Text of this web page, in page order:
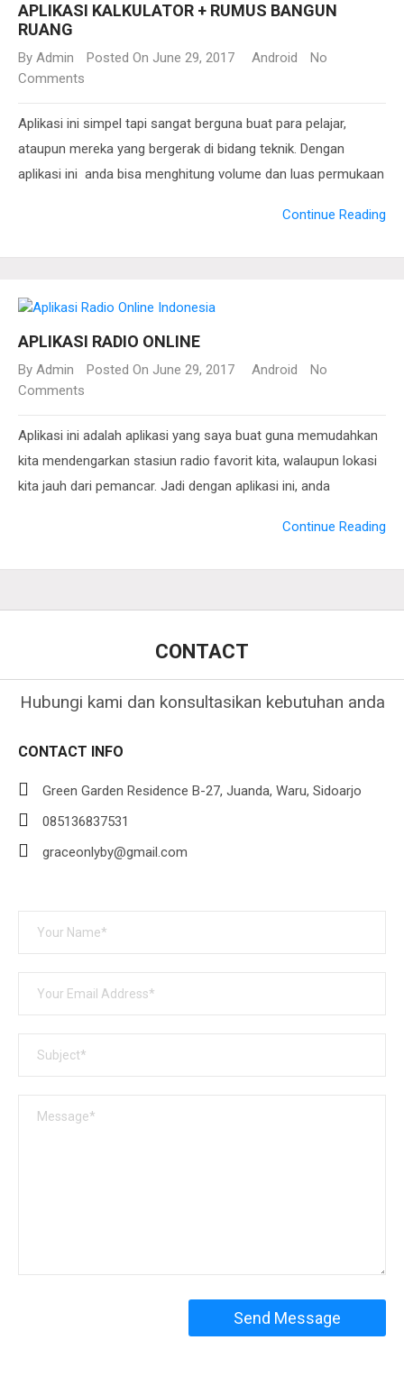
APLIKASI KALKULATOR + RUMUS BANGUN
RUANG
By Admin Posted On June 29, 2017 Android
No
Comments
Aplikasi ini simpel tapi sangat berguna buat para pelajar,
ataupun mereka yang bergerak di bidang teknik. Dengan
aplikasi ini anda bisa menghitung volume dan luas permukaan
Continue Reading
APLIKASI RADIO ONLINE
By Admin Posted On June 29, 2017 Android
No
Comments
Aplikasi ini adalah aplikasi yang saya buat guna memudahkan
kita mendengarkan stasiun radio favorit kita, walaupun lokasi
kita jauh dari pemancar. Jadi dengan aplikasi ini, anda
Continue Reading
CONTACT
Hubungi kami dan konsultasikan kebutuhan anda
CONTACT INFO
Green Garden Residence B-27, Juanda, Waru, Sidoarjo
085136837531
graceonlyby@gmail.com